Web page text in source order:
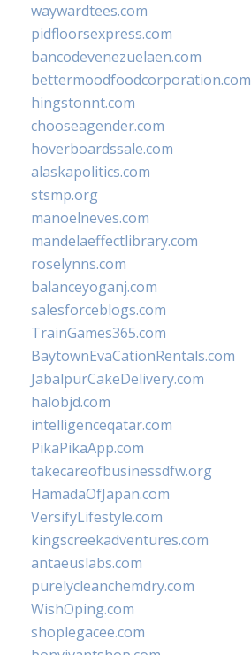
waywardtees.com
pidfloorsexpress.com
bancodevenezuelaen.com
bettermoodfoodcorporation.com
hingstonnt.com
chooseagender.com
hoverboardssale.com
alaskapolitics.com
stsmp.org
manoelneves.com
mandelaeffectlibrary.com
roselynns.com
balanceyoganj.com
salesforceblogs.com
TrainGames365.com
BaytownEvaCationRentals.com
JabalpurCakeDelivery.com
halobjd.com
intelligenceqatar.com
PikaPikaApp.com
takecareofbusinessdfw.org
HamadaOfJapan.com
VersifyLifestyle.com
kingscreekadventures.com
antaeuslabs.com
purelycleanchemdry.com
WishOping.com
shoplegacee.com